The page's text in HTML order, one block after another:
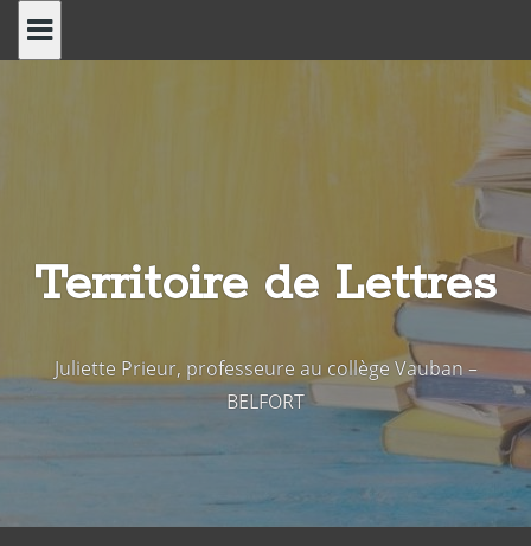
Territoire de Lettres
Juliette Prieur, professeure au collège Vauban –
BELFORT